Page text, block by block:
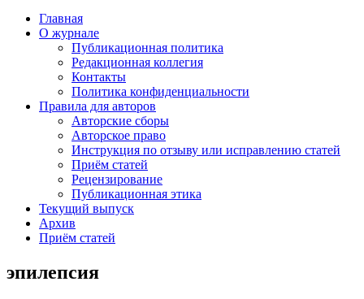
Главная
О журнале
Публикационная политика
Редакционная коллегия
Контакты
Политика конфиденциальности
Правила для авторов
Авторские сборы
Авторское право
Инструкция по отзыву или исправлению статей
Приём статей
Рецензирование
Публикационная этика
Текущий выпуск
Архив
Приём статей
эпилепсия